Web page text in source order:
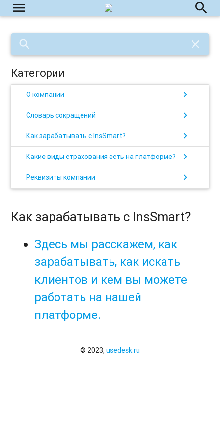
menu search
search close
Категории
О компании chevron_right
Словарь сокращений chevron_right
Как зарабатывать с InsSmart? chevron_right
Какие виды страхования есть на платформе? chevron_right
Реквизиты компании chevron_right
Как зарабатывать с InsSmart?
Здесь мы расскажем, как
зарабатывать, как искать
клиентов и кем вы можете
работать на нашей
платформе.
© 2023, usedesk.ru